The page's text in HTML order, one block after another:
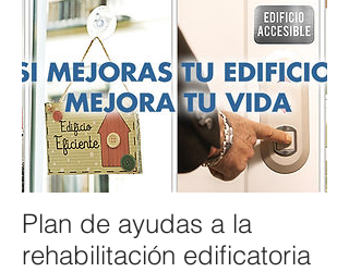
Plan de ayudas a la
rehabilitación edificatoria